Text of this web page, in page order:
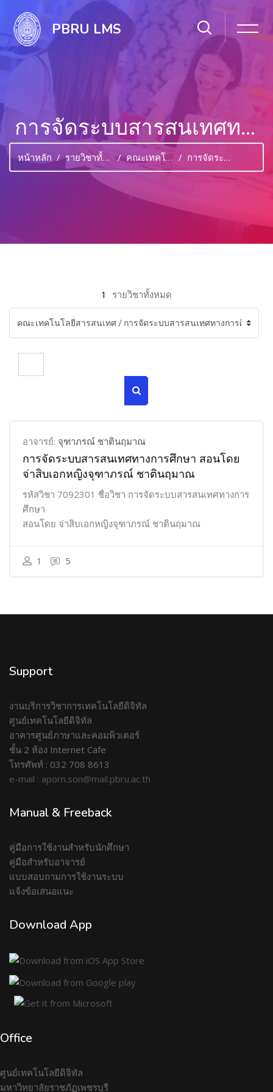
PBRU LMS
การจัดระบบสารสนเทศทางการศึกษา
หน้าหลัก รายวิชาทั้งหมด คณะเทคโนโลยีสารสนเทศ การจัดระบบสารสนเทศทางการศึกษา
1 รายวิชาทั้งหมด
อาจารย์: จุฑาภรณ์ ชาตินฤมาณ
การจัดระบบสารสนเทศทางการศึกษา สอนโดย
จ่าสิบเอกหญิงจุฑาภรณ์ ชาตินฤมาณ
รหัสวิชา 7092301 ชื่อวิชา การจัดระบบสารสนเทศทางการ
ศึกษา
สอนโดย จ่าสิบเอกหญิงจุฑาภรณ์ ชาตินฤมาณ
1 5
Support
งานบริการวิชาการเทคโนโลยีดิจิทัล
ศูนย์เทคโนโลยีดิจิทัล
อาคารศูนย์ภาษาและคอมพิวเตอร์
ชั้น 2 ห้อง Internet Cafe
โทรศัพท์ : 032 708 8613
e-mail : aporn.son@mail.pbru.ac.th
Manual & Freeback
คู่มือการใช้งานสำหรับนักศึกษา
คู่มือสำหรับอาจารย์
แบบสอบถามการใช้งานระบบ
แจ้งข้อเสนอแนะ
Download App
Office
ศูนย์เทคโนโลยีดิจิทัล
มหาวิทยาลัยราชภัฏเพชรบุรี